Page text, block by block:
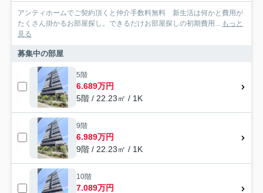
アンティホームでご契約頂くと仲介手数料無料 新生活は何かと費用が
たくさん掛かるお部屋探し。できるだけお部屋探しの初期費用...
もっと
見る
募集中の部屋
5階
6.689万円
5階 / 22.23㎡ / 1K
9階
6.989万円
9階 / 22.23㎡ / 1K
10階
7.089万円